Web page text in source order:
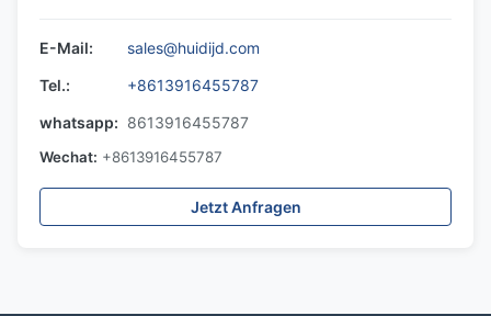
E-Mail:
sales@huidijd.com
Tel.:
+8613916455787
whatsapp: 8613916455787
Wechat: +8613916455787
Jetzt Anfragen